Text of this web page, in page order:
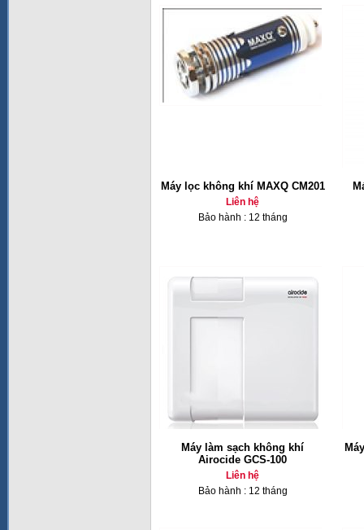
Máy lọc không khí MAXQ CM201
Liên hệ
Bảo hành : 12 tháng
Máy làm sạch không khí
Airocide GCS-100
Liên hệ
Bảo hành : 12 tháng